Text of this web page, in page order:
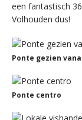
een fantastisch
Volhouden dus!
Ponte gezien
Ponte centro